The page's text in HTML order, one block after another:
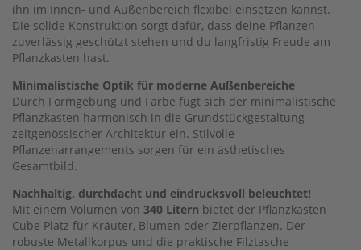
ihn im Innen- und Außenbereich flexibel einsetzen kannst.
Die solide Konstruktion sorgt dafür, dass deine Pflanzen
zuverlässig geschützt stehen und du langfristig Freude am
Pflanzkasten hast.
Minimalistische Optik für moderne Außenbereiche
Durch Formgebung und Farbe fügt sich der minimalistische
Pflanzkasten harmonisch in die Grundstückgestaltung
zeitgenössischer Architektur ein. Stilvolle
Pflanzenarrangements sorgen für ein ästhetisches
Gesamtbild.
Nachhaltig, durchdacht und eindrucksvoll beleuchtet!
Mit einem Volumen von 340 Litern bietet der Pflanzkasten
Cube Platz für Kräuter, Blumen oder Zierpflanzen. Der
robuste Metallkorpus und die praktische Filztasche